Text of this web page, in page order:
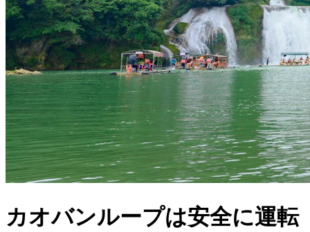
カオバンループは安全に運転